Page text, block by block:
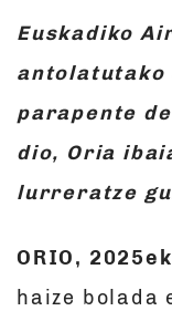
Euskadiko
antolatutako
parapente
dio, Oria
lurreratze
ORIO,
haize bolada